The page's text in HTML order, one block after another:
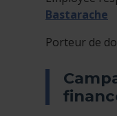
Bastarache
Porteur de